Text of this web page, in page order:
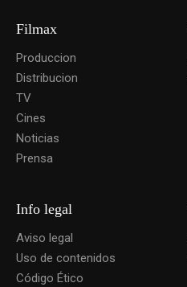
Filmax
Produccion
Distribucion
TV
Cines
Noticias
Prensa
Info legal
Aviso legal
Uso de contenidos
Código Ético